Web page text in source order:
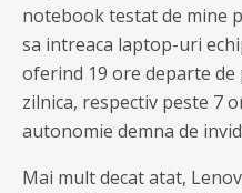
notebook testat de mine
sa intreaca laptop-uri
oferind 19 ore departe
zilnica, respectiv peste 7
autonomie demna de
Mai mult decat atat,